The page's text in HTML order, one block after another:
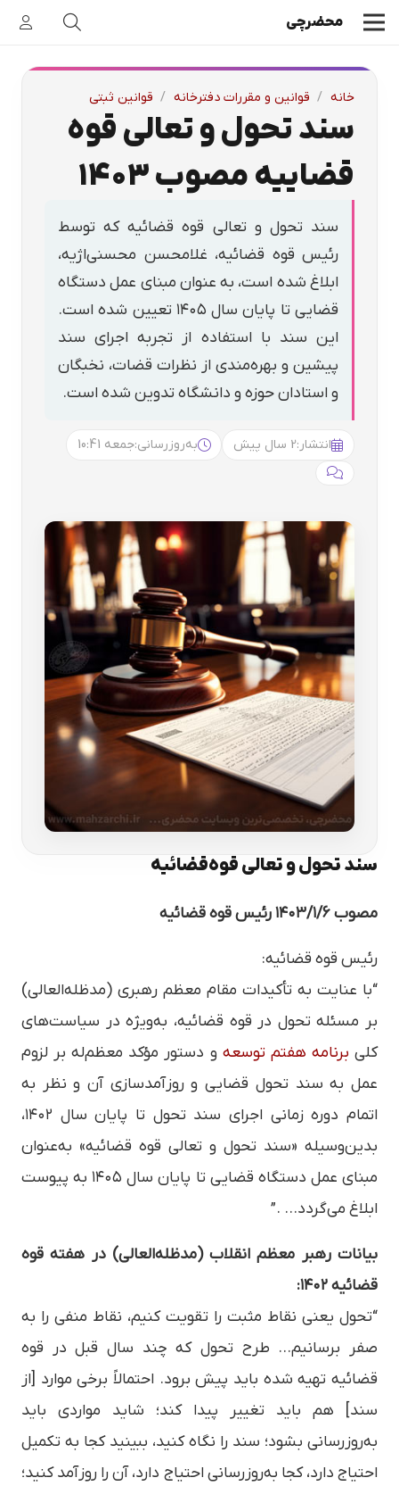
محضرچی
خانه / قوانین و مقررات دفترخانه / قوانین ثبتی
سند تحول و تعالی قوه
قضاییه مصوب ۱۴۰۳
سند تحول و تعالی قوه قضائیه که توسط
رئیس قوه قضائیه، غلامحسن محسنی‌اژیه،
ابلاغ شده است، به عنوان مبنای عمل دستگاه
قضایی تا پایان سال ۱۴۰۵ تعیین شده است.
این سند با استفاده از تجربه اجرای سند
پیشین و بهره‌مندی از نظرات قضات، نخبگان
و استادان حوزه و دانشگاه تدوین شده است.
انتشار:2 سال پیش به‌روزرسانی:جمعه 10:41
سند تحول و تعالی قوه‌قضائیه
مصوب ۱۴۰۳/۱/۶ رئیس قوه قضائیه
رئیس قوه قضائیه:
“با عنایت به تأکیدات مقام معظم رهبری (مدظله‌العالی)
بر مسئله تحول در قوه قضائیه، به‌ویژه در سیاست‌های
کلی برنامه هفتم توسعه و دستور مؤکد معظم‌له بر لزوم
عمل به سند تحول قضایی و روزآمدسازی آن و نظر به
اتمام دوره زمانی اجرای سند تحول تا پایان سال ۱۴۰۲،
بدین‌وسیله «سند تحول و تعالی قوه قضائیه» به‌عنوان
مبنای عمل دستگاه قضایی تا پایان سال ۱۴۰۵ به پیوست
ابلاغ می‌گردد… .”
بیانات رهبر معظم انقلاب (مدظله‌العالی) در هفته قوه
قضائیه ۱۴۰۲:
“تحول یعنی نقاط مثبت را تقویت کنیم، نقاط منفی را به
صفر برسانیم… طرح تحول که چند سال قبل در قوه
قضائیه تهیه شده باید پیش برود. احتمالاً برخی موارد [از
سند] هم باید تغییر پیدا کند؛ شاید مواردی باید
به‌روزرسانی بشود؛ سند را نگاه کنید، ببینید کجا به تکمیل
احتیاج دارد، کجا به‌روزرسانی احتیاج دارد، آن را روزآمد کنید؛